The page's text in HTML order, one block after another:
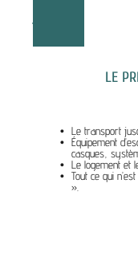
LE
Le transport
Équipement
casques,
Le logement et
Tout ce qui
».